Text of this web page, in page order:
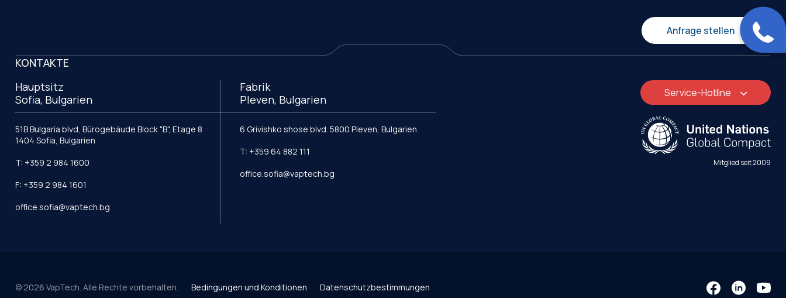
Anfrage stellen
KONTAKTE
Hauptsitz
Sofia, Bulgarien
51B Bulgaria blvd, Bürogebäude Block "B", Etage 8
1404 Sofia, Bulgarien
T: +359 2 984 1600
F: +359 2 984 1601
office.sofia@vaptech.bg
Fabrik
Pleven, Bulgarien
6 Grivishko shose blvd. 5800 Pleven, Bulgarien
T: +359 64 882 111
office.sofia@vaptech.bg
Service-Hotline
Mitglied seit 2009
© 2026 VapTech. Alle Rechte vorbehalten. Bedingungen und Konditionen Datenschutzbestimmungen